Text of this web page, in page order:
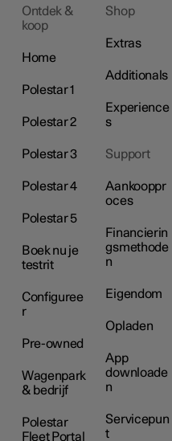
Ontdek &
koop
Home
Polestar 1
Polestar 2
Polestar 3
Polestar 4
Polestar 5
Boek nu je
testrit
Configuree
r
Pre-owned
Wagenpark
& bedrijf
Polestar
Fleet Portal
Shop
Extras
Additionals
Experience
s
Support
Aankooppr
oces
Financierin
gsmethode
n
Eigendom
Opladen
App
downloade
n
Servicepun
t